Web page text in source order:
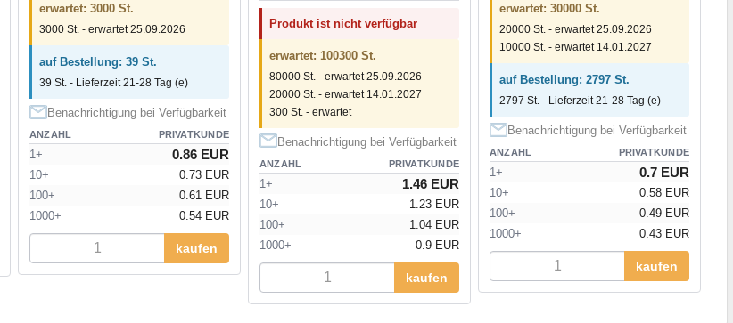
erwartet: 3000 St.
3000 St. - erwartet 25.09.2026
auf Bestellung: 39 St.
39 St. - Lieferzeit 21-28 Tag (e)
Benachrichtigung bei Verfügbarkeit
ANZAHL PRIVATKUNDE
1+ 0.86 EUR
10+
0.73 EUR
100+
0.61 EUR
1000+
0.54 EUR
kaufen
Produkt ist nicht verfügbar
erwartet: 100300 St.
80000 St. - erwartet 25.09.2026
20000 St. - erwartet 14.01.2027
300 St. - erwartet
Benachrichtigung bei Verfügbarkeit
ANZAHL PRIVATKUNDE
1+ 1.46 EUR
10+
1.23 EUR
100+
1.04 EUR
1000+
0.9 EUR
kaufen
erwartet: 30000 St.
20000 St. - erwartet 25.09.2026
10000 St. - erwartet 14.01.2027
auf Bestellung: 2797 St.
2797 St. - Lieferzeit 21-28 Tag (e)
Benachrichtigung bei Verfügbarkeit
ANZAHL PRIVATKUNDE
1+ 0.7 EUR
10+
0.58 EUR
100+
0.49 EUR
1000+
0.43 EUR
kaufen